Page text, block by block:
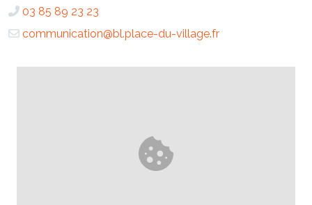
03 85 89 23 23
communication@bl.place-du-village.fr